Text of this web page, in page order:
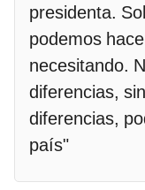
presidenta.
podemos
necesitando.
diferencias,
diferencias,
país"